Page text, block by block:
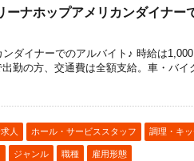
ナホップアメリカンダイナー
ダイナーでのアルバイト♪ 時給は
勤の方、交通費は全額支給。車・バイ
人 ホール・サービススタッフ 調理・キ
ジャンル 職種 雇用形態